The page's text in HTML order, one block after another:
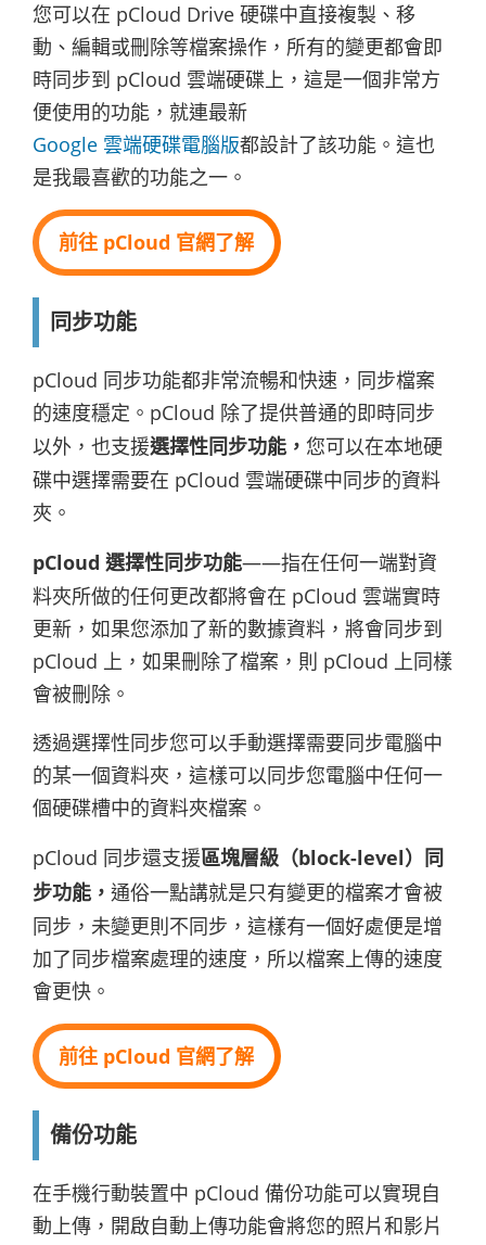
您可以在 pCloud Drive 硬碟中直接複製、移
動、編輯或刪除等檔案操作，所有的變更都會即
時同步到 pCloud 雲端硬碟上，這是一個非常方
便使用的功能，就連最新
Google 雲端硬碟電腦版都設計了該功能。這也
是我最喜歡的功能之一。
前往 pCloud 官網了解
同步功能
pCloud 同步功能都非常流暢和快速，同步檔案
的速度穩定。pCloud 除了提供普通的即時同步
以外，也支援選擇性同步功能， 您可以在本地硬
碟中選擇需要在 pCloud 雲端硬碟中同步的資料
夾。
pCloud 選擇性同步功能——指在任何一端對資
料夾所做的任何更改都將會在 pCloud 雲端實時
更新，如果您添加了新的數據資料，將會同步到
pCloud 上，如果刪除了檔案，則 pCloud 上同樣
會被刪除。
透過選擇性同步您可以手動選擇需要同步電腦中
的某一個資料夾，這樣可以同步您電腦中任何一
個硬碟槽中的資料夾檔案。
pCloud 同步還支援區塊層級（block-level）同
步功能， 通俗一點講就是只有變更的檔案才會被
同步，未變更則不同步，這樣有一個好處便是增
加了同步檔案處理的速度，所以檔案上傳的速度
會更快。
前往 pCloud 官網了解
備份功能
在手機行動裝置中 pCloud 備份功能可以實現自
動上傳，開啟自動上傳功能會將您的照片和影片